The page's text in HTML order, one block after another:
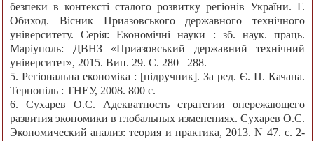
безпеки в контексті сталого розвитку регіонів України. Г.
Обиход. Вісник Приазовського державного технічного
університету. Серія: Економічні науки : зб. наук. праць.
Маріуполь: ДВНЗ «Приазовський державний технічний
університет», 2015. Вип. 29. С. 280 –288.
5. Регіональна економіка : [підручник]. За ред. Є. П. Качана.
Тернопіль : ТНЕУ, 2008. 800 с.
6. Сухарев О.С. Адекватность стратегии опережающего
развития экономики в глобальных изменениях. Сухарев О.С.
Экономический анализ: теория и практика, 2013. N 47. с. 2-